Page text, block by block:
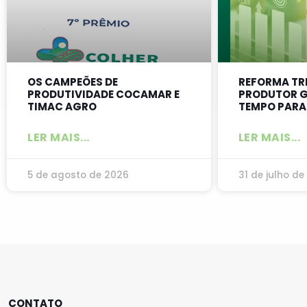
OS CAMPEÕES DE
PRODUTIVIDADE COCAMAR E
TIMAC AGRO
LER MAIS...
5 de agosto de 2026
REFORMA
PRODUTOR
TEMPO
LER MAIS...
31 de julho
CONTATO